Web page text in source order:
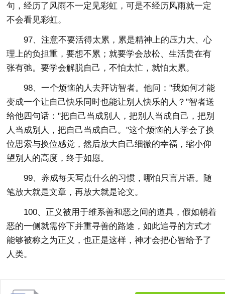
句，经历了风雨不一定见彩虹，可是不经历风雨就一定
不会看见彩虹。
97、注意不要活得太累，累是精神上的压力大、心
理上的负担重，要想不累；就要学会放松、生活贵在有
张有弛。要学会解脱自己，不怕太忙，就怕太累。
98、一个烦恼的人去拜访智者。他问："我如何才能
变成一个让自己快乐同时也能让别人快乐的人？"智者送
给他四句话："把自己当成别人，把别人当成自己，把别
人当成别人，把自己当成自己。"这个烦恼的人学会了换
位思索与换位感觉，然后放大自己细微的幸福，缩小仰
望别人的高度，终于如愿。
99、养成每天写点什么的习惯，哪怕只言片语。随
笔放大就是文章，再放大就是论文。
100、正义被用于维系善和恶之间的道具，假如朝着
恶的一侧就需停下并重寻善的路途，如此追寻的方式才
能够被称之为正义，也正是这样，神才会把心智给予了
人类。